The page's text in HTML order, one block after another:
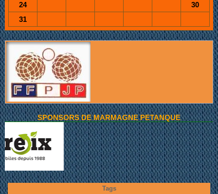
24
30
31
SPONSORS DE MARMAGNE PETANQUE
Tags